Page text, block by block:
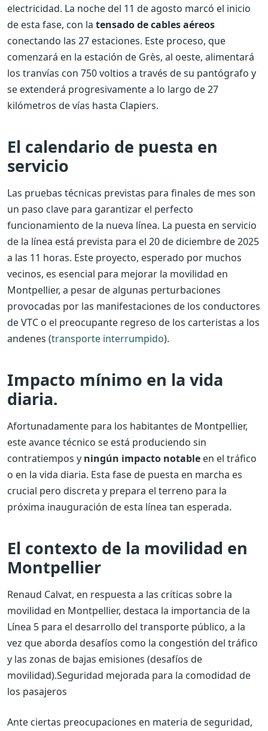
electricidad. La noche del 11 de agosto marcó el inicio
de esta fase, con la tensado de cables aéreos
conectando las 27 estaciones. Este proceso, que
comenzará en la estación de Grès, al oeste, alimentará
los tranvías con 750 voltios a través de su pantógrafo y
se extenderá progresivamente a lo largo de 27
kilómetros de vías hasta Clapiers.
El calendario de puesta en
servicio
Las pruebas técnicas previstas para finales de mes son
un paso clave para garantizar el perfecto
funcionamiento de la nueva línea. La puesta en servicio
de la línea está prevista para el 20 de diciembre de 2025
a las 11 horas. Este proyecto, esperado por muchos
vecinos, es esencial para mejorar la movilidad en
Montpellier, a pesar de algunas perturbaciones
provocadas por las manifestaciones de los conductores
de VTC o el preocupante regreso de los carteristas a los
andenes (transporte interrumpido).
Impacto mínimo en la vida
diaria.
Afortunadamente para los habitantes de Montpellier,
este avance técnico se está produciendo sin
contratiempos y ningún impacto notable en el tráfico
o en la vida diaria. Esta fase de puesta en marcha es
crucial pero discreta y prepara el terreno para la
próxima inauguración de esta línea tan esperada.
El contexto de la movilidad en
Montpellier
Renaud Calvat, en respuesta a las críticas sobre la
movilidad en Montpellier, destaca la importancia de la
Línea 5 para el desarrollo del transporte público, a la
vez que aborda desafíos como la congestión del tráfico
y las zonas de bajas emisiones (desafíos de
movilidad).Seguridad mejorada para la comodidad de
los pasajeros
Ante ciertas preocupaciones en materia de seguridad,